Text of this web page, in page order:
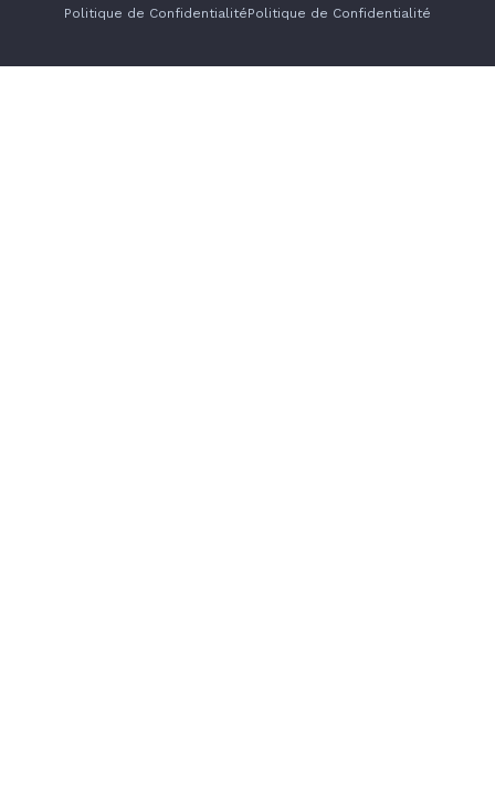
Politique de ConfidentialitéPolitique de Confidentialité